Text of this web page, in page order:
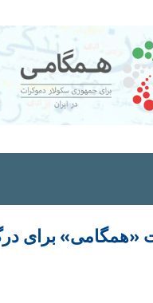
«همگامی» برای